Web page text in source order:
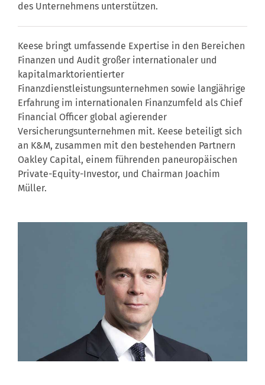
des Unternehmens unterstützen.
Keese bringt umfassende Expertise in den Bereichen
Finanzen und Audit großer internationaler und
kapitalmarktorientierter
Finanzdienstleistungsunternehmen sowie langjährige
Erfahrung im internationalen Finanzumfeld als Chief
Financial Officer global agierender
Versicherungsunternehmen mit. Keese beteiligt sich
an K&M, zusammen mit den bestehenden Partnern
Oakley Capital, einem führenden paneuropäischen
Private-Equity-Investor, und Chairman Joachim
Müller.